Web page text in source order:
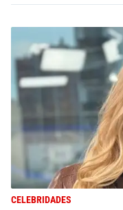
CELEBRIDADES